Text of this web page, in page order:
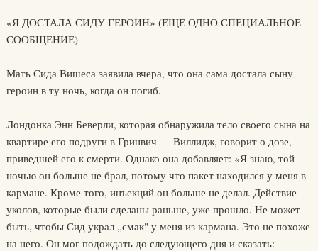
«Я ДОСТАЛА СИДУ ГЕРОИН» (ЕЩЕ ОДНО СПЕЦИАЛЬНОЕ
СООБЩЕНИЕ)
Мать Сида Вишеса заявила вчера, что она сама достала сыну
героин в ту ночь, когда он погиб.
Лондонка Энн Беверли, которая обнаружила тело своего сына на
квартире его подруги в Гринвич — Виллидж, говорит о дозе,
приведшей его к смерти. Однако она добавляет: «Я знаю, той
ночью он больше не брал, потому что пакет находился у меня в
кармане. Кроме того, инъекций он больше не делал. Действие
уколов, которые были сделаны раньше, уже прошло. Не может
быть, чтобы Сид украл „смак" у меня из кармана. Это не похоже
на него. Он мог подождать до следующего дня и сказать: